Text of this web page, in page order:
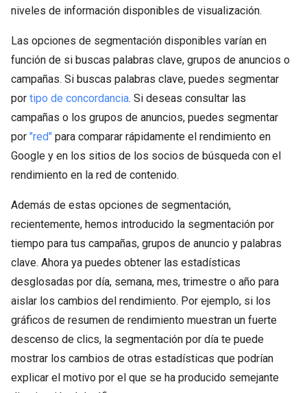
niveles de información disponibles de visualización.
Las opciones de segmentación disponibles varían en
función de si buscas palabras clave, grupos de anuncios o
campañas. Si buscas palabras clave, puedes segmentar
por tipo de concordancia. Si deseas consultar las
campañas o los grupos de anuncios, puedes segmentar
por "red" para comparar rápidamente el rendimiento en
Google y en los sitios de los socios de búsqueda con el
rendimiento en la red de contenido.
Además de estas opciones de segmentación,
recientemente, hemos introducido la segmentación por
tiempo para tus campañas, grupos de anuncio y palabras
clave. Ahora ya puedes obtener las estadísticas
desglosadas por día, semana, mes, trimestre o año para
aislar los cambios del rendimiento. Por ejemplo, si los
gráficos de resumen de rendimiento muestran un fuerte
descenso de clics, la segmentación por día te puede
mostrar los cambios de otras estadísticas que podrían
explicar el motivo por el que se ha producido semejante